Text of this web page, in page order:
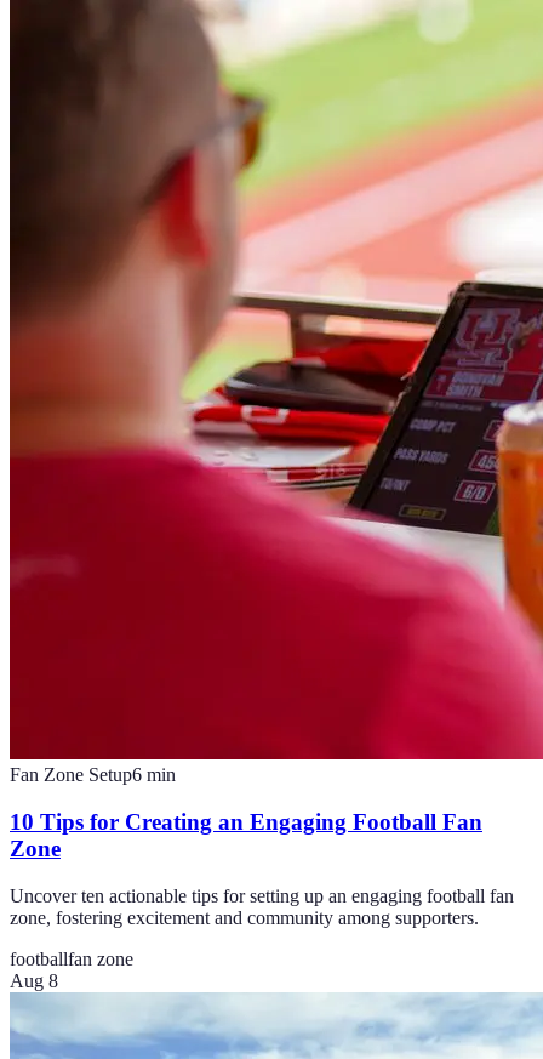
Fan Zone Setup6 min
10 Tips for Creating an Engaging Football Fan
Zone
Uncover ten actionable tips for setting up an engaging football fan
zone, fostering excitement and community among supporters.
footballfan zone
Aug 8